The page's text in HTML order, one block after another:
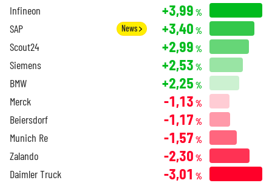
Infineon +3,99 %
SAP News +3,40 %
Scout24 +2,99 %
Siemens +2,53 %
BMW +2,25 %
Merck -1,13 %
Beiersdorf -1,17 %
Munich Re -1,57 %
Zalando -2,30 %
Daimler Truck -3,01 %